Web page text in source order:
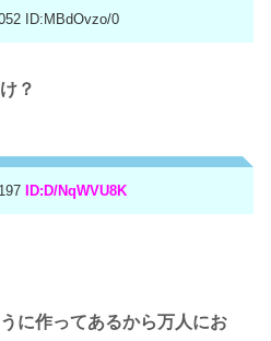
ID:MBdOvzo/0
？
ID:D/NqWVU8K
に作ってあるから万人にお